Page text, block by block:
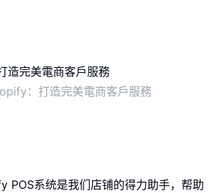
：打造完美電商客戶服務
POS系统是我们店铺的得力助手，帮助